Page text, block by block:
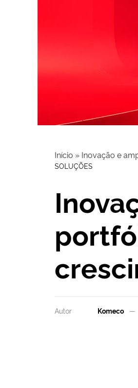
Início » Inovação e
SOLUÇÕES
Autor Komeco